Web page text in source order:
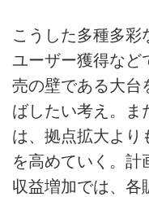
こうした多種多彩
ユーザー獲得など
売の壁である大台
ばしたい考え。ま
は、拠点拡大より
を高めていく。計
収益増加では、